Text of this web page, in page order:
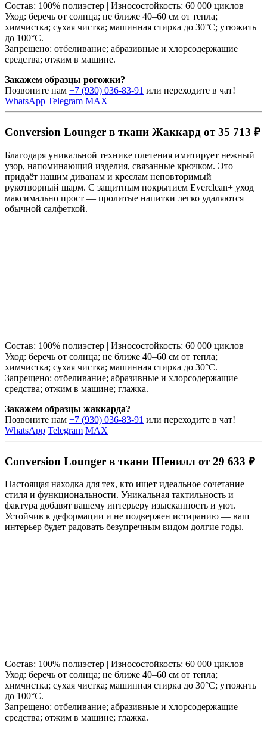
Состав: 100% полиэстер | Износостойкость: 60 000 циклов
Уход: беречь от солнца; не ближе 40–60 см от тепла;
химчистка; сухая чистка; машинная стирка до 30°C; утюжить
до 100°C.
Запрещено: отбеливание; абразивные и хлорсодержащие
средства; отжим в машине.
Закажем образцы рогожки?
Позвоните нам +7 (930) 036-83-91 или переходите в чат!
WhatsApp Telegram MAX
Conversion Lounger в ткани Жаккард от 35 713 ₽
Благодаря уникальной технике плетения имитирует нежный
узор, напоминающий изделия, связанные крючком. Это
придаёт нашим диванам и креслам неповторимый
рукотворный шарм. С защитным покрытием Everclean+ уход
максимально прост — пролитые напитки легко удаляются
обычной салфеткой.
Состав: 100% полиэстер | Износостойкость: 60 000 циклов
Уход: беречь от солнца; не ближе 40–60 см от тепла;
химчистка; сухая чистка; машинная стирка до 30°C.
Запрещено: отбеливание; абразивные и хлорсодержащие
средства; отжим в машине; глажка.
Закажем образцы жаккарда?
Позвоните нам +7 (930) 036-83-91 или переходите в чат!
WhatsApp Telegram MAX
Conversion Lounger в ткани Шенилл от 29 633 ₽
Настоящая находка для тех, кто ищет идеальное сочетание
стиля и функциональности. Уникальная тактильность и
фактура добавят вашему интерьеру изысканность и уют.
Устойчив к деформации и не подвержен истиранию — ваш
интерьер будет радовать безупречным видом долгие годы.
Состав: 100% полиэстер | Износостойкость: 60 000 циклов
Уход: беречь от солнца; не ближе 40–60 см от тепла;
химчистка; сухая чистка; машинная стирка до 30°C; утюжить
до 100°C.
Запрещено: отбеливание; абразивные и хлорсодержащие
средства; отжим в машине; глажка.